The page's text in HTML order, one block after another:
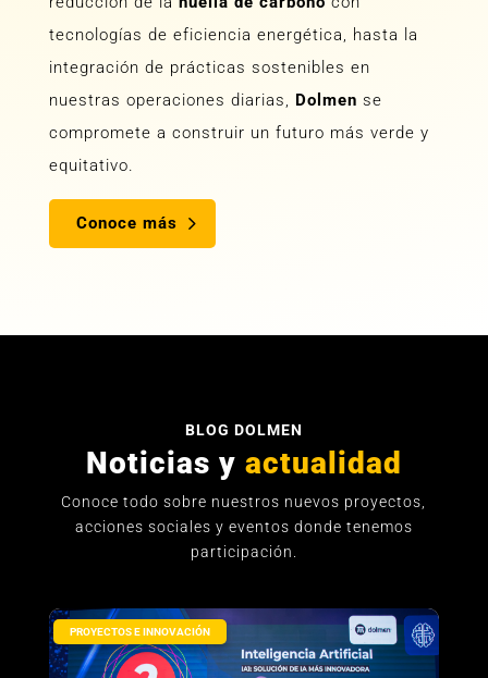
tecnologías de eficiencia energética, hasta la
integración de prácticas sostenibles en
nuestras operaciones diarias, Dolmen se
compromete a construir un futuro más verde y
equitativo.
Conoce más
BLOG DOLMEN
Noticias y actualidad
Conoce todo sobre nuestros nuevos proyectos,
acciones sociales y eventos donde tenemos
participación.
PROYECTOS E INNOVACIÓN